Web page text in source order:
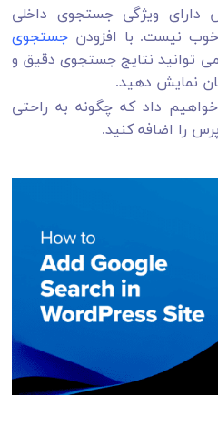
ویژگی جستجوی داخلی
نیست. با افزودن جستجوی
توانید نتایج جستجوی دقیق و
نمایش دهید.
داد که چگونه به راحتی
را اضافه کنید.